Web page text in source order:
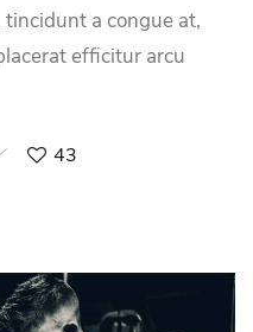
a congue at,
efficitur arcu
43